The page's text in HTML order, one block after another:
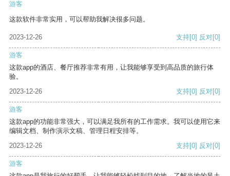
游客
这款软件非常实用，可以帮助我解决很多问题。
2023-12-26 支持[0] 反对[0]
游客
这款app的酒店、餐厅推荐非常有用，让我能够享受到高品质的旅行体
验。
2023-12-26
支持[0] 反对[0]
游客
这款app的功能非常强大，可以满足我所有的工作需求。我可以使用它来
编辑文档、制作演示文稿、管理日程安排等。
2023-12-26
支持[0] 反对[0]
游客